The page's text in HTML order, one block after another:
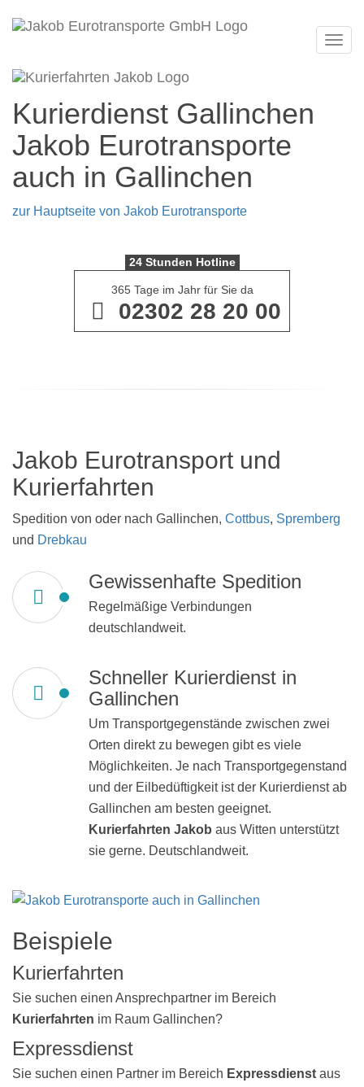
Kurierdienst Gallinchen
Jakob Eurotransporte
auch in Gallinchen
zur Hauptseite von Jakob Eurotransporte
24 Stunden Hotline
365 Tage im Jahr für Sie da
02302 28 20 00
Jakob Eurotransport und
Kurierfahrten
Spedition von oder nach Gallinchen, Cottbus, Spremberg
und Drebkau
Gewissenhafte Spedition
Regelmäßige Verbindungen
deutschlandweit.
Schneller Kurierdienst in
Gallinchen
Um Transportgegenstände zwischen zwei
Orten direkt zu bewegen gibt es viele
Möglichkeiten. Je nach Transportgegenstand
und der Eilbedüftigkeit ist der Kurierdienst ab
Gallinchen am besten geeignet.
Kurierfahrten Jakob aus Witten unterstützt
sie gerne. Deutschlandweit.
Beispiele
Kurierfahrten
Sie suchen einen Ansprechpartner im Bereich
Kurierfahrten im Raum Gallinchen?
Expressdienst
Sie suchen einen Partner im Bereich Expressdienst aus